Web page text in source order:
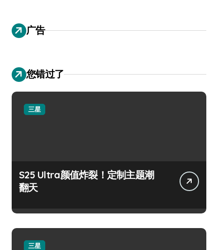
广告
您错过了
三星
S25 Ultra颜值炸裂！定制主题潮
翻天
三星